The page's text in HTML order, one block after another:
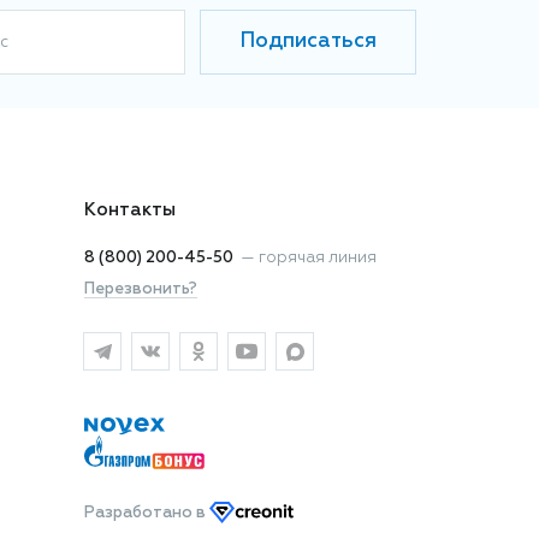
Подписаться
Контакты
8 (800) 200-45-50 — горячая линия
Перезвонить?
Разработано в